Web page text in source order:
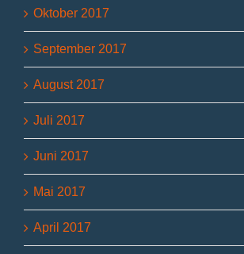
Oktober 2017
September 2017
August 2017
Juli 2017
Juni 2017
Mai 2017
April 2017